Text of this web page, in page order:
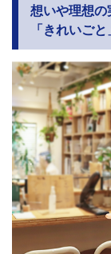
想いや理想の
「きれいご